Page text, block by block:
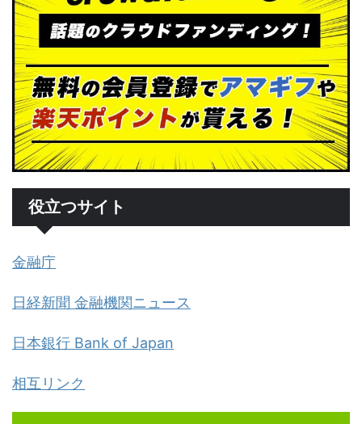
役立つサイト
金融庁
日経新聞 金融機関ニュース
日本銀行 Bank of Japan
相互リンク